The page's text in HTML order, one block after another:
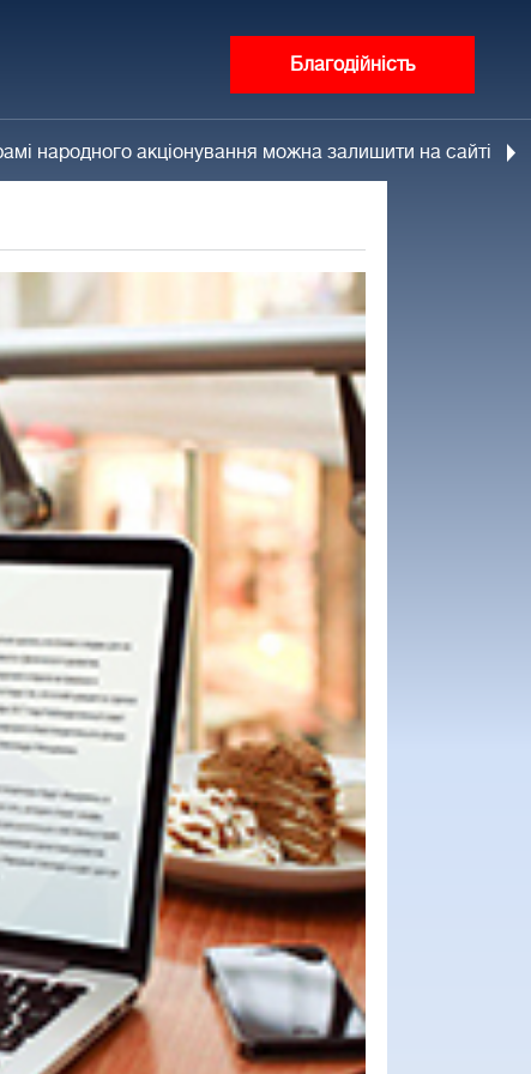
Благодійність
народного акціонування можна залишити на сайті